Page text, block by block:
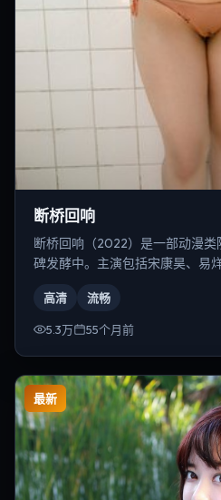
断桥回响
断桥回响（2022）是一部动漫
碑发酵中。主演包括宋康昊、易
高清 流畅
5.3万 55个月前
最新